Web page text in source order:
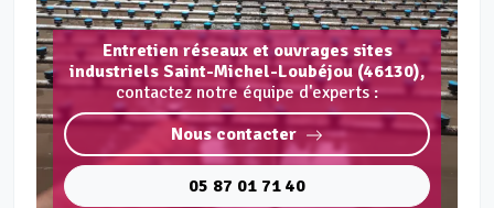
Entretien réseaux et ouvrages sites
industriels Saint-Michel-Loubéjou (46130),
contactez notre équipe d'experts :
Nous contacter
05 87 01 71 40